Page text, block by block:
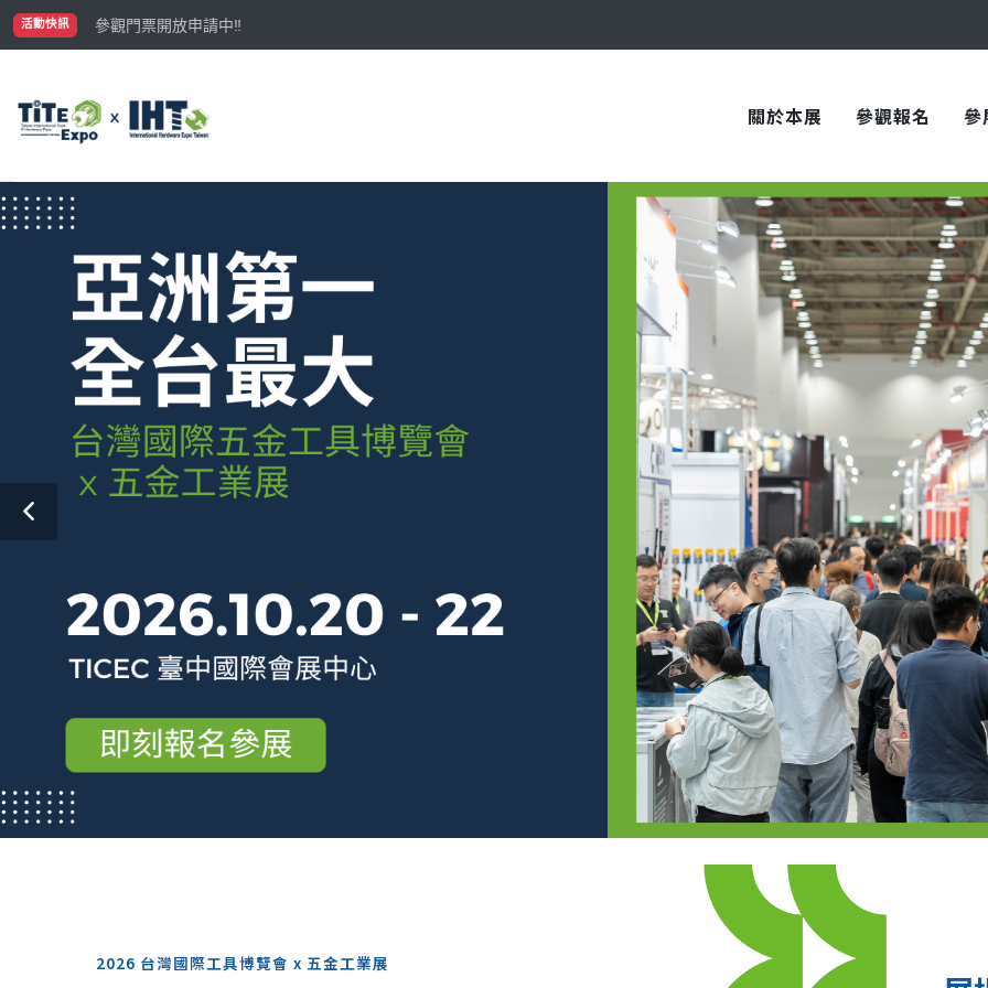
活動快訊
參觀門票開放申請中‼️
最大規模台灣五金展TiTE x IHT，2026/10/20-22與您在臺中國際會展中心再次相見！
關於本展 參觀報名 參
2026 台灣國際工具博覽會 x 五金工業展